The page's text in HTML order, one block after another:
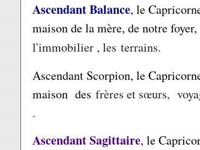
Ascendant Balance, le
maison de la mère, de notre
l'immobilier , les terrains.
Ascendant Scorpion, le
maison des frères et sœurs,
.
Ascendant Sagittaire, le